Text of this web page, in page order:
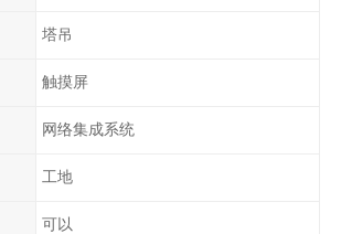
塔吊
触摸屏
网络集成系统
工地
可以